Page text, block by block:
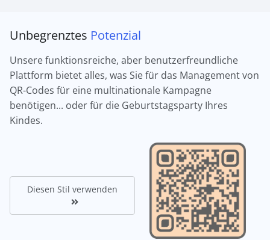
Unbegrenztes Potenzial
Unsere funktionsreiche, aber benutzerfreundliche
Plattform bietet alles, was Sie für das Management von
QR-Codes für eine multinationale Kampagne
benötigen... oder für die Geburtstagsparty Ihres
Kindes.
Diesen Stil verwenden